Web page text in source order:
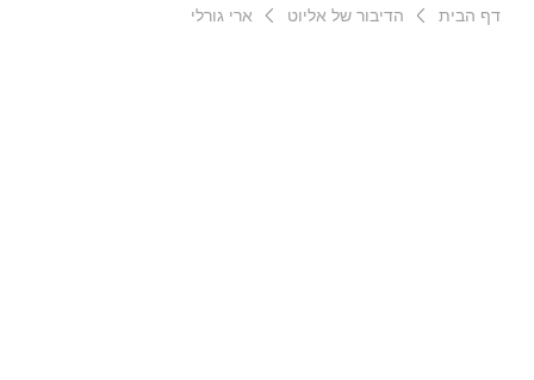
דף הבית הדיבור של אליוט ארי גורלי